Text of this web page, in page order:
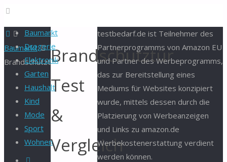
Baumarkt
Drogerie
Elektronik
Garten
Haushalt
Kind
Mode
Sport
Wohnen
Start
Baumarkt
BrandschutztürBrandschutztür
Test
&
Vergleich
testbedarf.de ist Teilnehmer des
Partnerprogramms von Amazon EU
und Partner des Werbeprogramms,
das zur Bereitstellung eines
Mediums für Websites konzipiert
wurde, mittels dessen durch die
Platzierung von Werbeanzeigen
und Links zu amazon.de
Werbekostenerstattung verdient
werden können.